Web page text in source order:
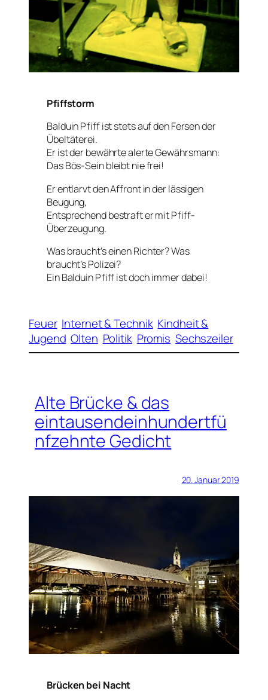
Pfiffstorm
Balduin Pfiff ist stets auf den Fersen der
Übeltäterei.
Er ist der bewährte alerte Gewährsmann:
Das Bös-Sein bleibt nie frei!
Er entlarvt den Affront in der lässigen
Beugung,
Entsprechend bestraft er mit Pfiff-
Überzeugung.
Was braucht’s einen Richter? Was
braucht’s Polizei?
Ein Balduin Pfiff ist doch immer dabei!
Feuer Internet & Technik Kindheit &
Jugend Olten Politik Promis Sechszeiler
Alte Brücke & das
eintausendeinhundertfü
nfzehnte Gedicht
20. Januar 2019
Brücken bei Nacht